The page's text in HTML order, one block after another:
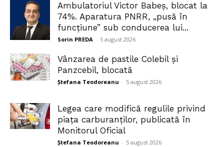
Ambulatoriul Victor Babeș, blocat la
74%. Aparatura PNRR, „pusă în
funcțiune” sub conducerea lui...
Sorin PREDA - 5 august 2026
Vânzarea de pastile Colebil și
Panzcebil, blocată
Ștefana Teodoreanu - 5 august 2026
Legea care modifică regulile privind
piața carburanților, publicată în
Monitorul Oficial
Ștefana Teodoreanu - 5 august 2026